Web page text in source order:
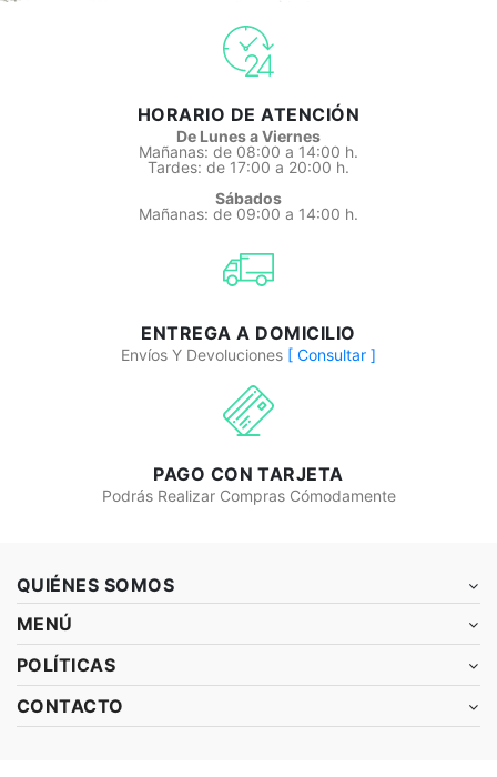
HORARIO DE ATENCIÓN
De Lunes a Viernes
Mañanas: de 08:00 a 14:00 h.
Tardes: de 17:00 a 20:00 h.
Sábados
Mañanas: de 09:00 a 14:00 h.
ENTREGA A DOMICILIO
Envíos Y Devoluciones [ Consultar ]
PAGO CON TARJETA
Podrás Realizar Compras Cómodamente
QUIÉNES SOMOS
MENÚ
POLÍTICAS
CONTACTO